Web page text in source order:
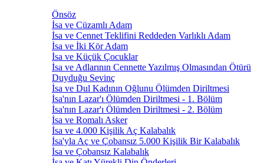
Önsöz
İsa ve Cüzamlı Adam
İsa ve Cennet Teklifini Reddeden Varlıklı Adam
İsa ve İki Kör Adam
İsa ve Küçük Çocuklar
İsa ve Adlarının Cennette Yazılmış Olmasından Ötürü
Duyduğu Sevinç
İsa ve Dul Kadının Oğlunu Ölümden Diriltmesi
İsa'nın Lazar'ı Ölümden Diriltmesi - 1. Bölüm
İsa'nın Lazar'ı Ölümden Diriltmesi - 2. Bölüm
İsa ve Romalı Asker
İsa ve 4.000 Kişilik Aç Kalabalık
İsa'yla Aç ve Çobansız 5.000 Kişilik Bir Kalabalık
İsa ve Çobansız Kalabalık